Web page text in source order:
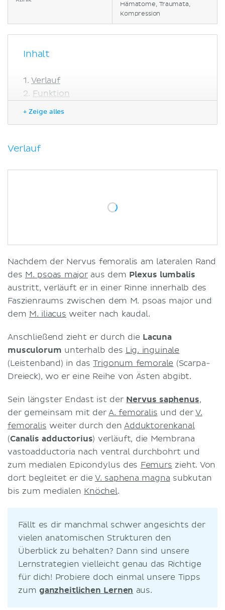
Hämatome, Traumata,
Kompression
Inhalt
Verlauf
Funktion
+ Zeige alles
Verlauf
Nachdem der Nervus femoralis am lateralen Rand
des M. psoas majoraus dem Plexus lumbalis
austritt, verläuft er in einer Rinne innerhalb des
Faszienraums zwischen dem M. psoas major und
dem M. iliacus weiter nach kaudal.
Anschließend zieht er durch die Lacuna
musculorum unterhalb des Lig. inguinale
(Leistenband) in dasTrigonum femorale (Scarpa-
Dreieck), wo er eine Reihe von Ästen abgibt.
Sein längster Endast ist der Nervus saphenus,
der gemeinsam mit der A. femoralis und der V.
femoralis weiter durch denAdduktorenkanal
(Canalis adductorius) verläuft, die Membrana
vastoadductoria nach ventral durchbohrt und
zum medialen Epicondylus des Femurs zieht. Von
dort begleitet er die V. saphena magna subkutan
bis zum medialen Knöchel.
Fällt es dir manchmal schwer angesichts der
vielen anatomischen Strukturen den
Überblick zu behalten? Dann sind unsere
Lernstrategien vielleicht genau das Richtige
für dich! Probiere doch einmal unsere Tipps
zum ganzheitlichen Lernen aus.